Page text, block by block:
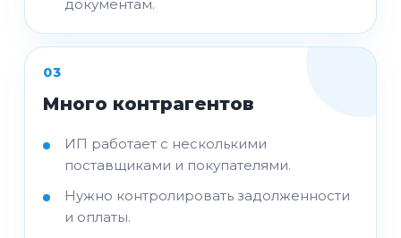
документам.
03
Много контрагентов
ИП работает с несколькими
поставщиками и покупателями.
Нужно контролировать задолженности
и оплаты.